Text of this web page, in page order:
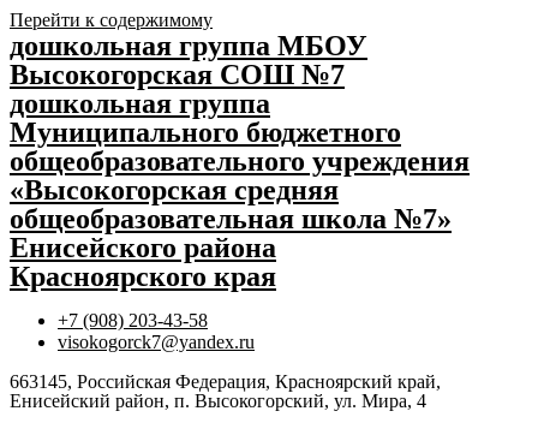
Перейти к содержимому
дошкольная группа МБОУ
Высокогорская СОШ №7
дошкольная группа
Муниципального бюджетного
общеобразовательного учреждения
«Высокогорская средняя
общеобразовательная школа №7»
Енисейского района
Красноярского края
+7 (908) 203-43-58
visokogorck7@yandex.ru
663145, Российская Федерация, Красноярский край,
Енисейский район, п. Высокогорский, ул. Мира, 4